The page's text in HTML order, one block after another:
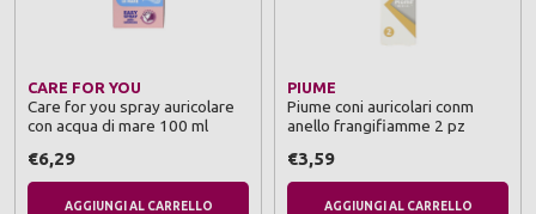
CARE FOR YOU
Care for you spray auricolare
con acqua di mare 100 ml
€6,29
AGGIUNGI AL CARRELLO
PIUME
Piume coni auricolari conm
anello frangifiamme 2 pz
€3,59
AGGIUNGI AL CARRELLO